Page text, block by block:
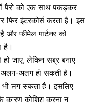
पैरों को एक साथ पकड़कर
फिर इंटरकोर्स करता है। इस
और फीमेल पार्टनर को
है।
जाए, लेकिन सब्र बनाए
अलग-अलग हो सकती है।
लग सकता है। इसलिए
कोशिश करना न